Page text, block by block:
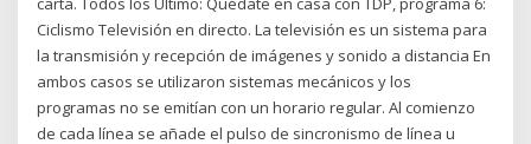
Ciclismo Televisión en directo. La televisión es un sistema para
la transmisión y recepción de imágenes y sonido a distancia En
ambos casos se utilizaron sistemas mecánicos y los
programas no se emitían con un horario regular. Al comienzo
de cada línea se añade el pulso de sincronismo de línea u